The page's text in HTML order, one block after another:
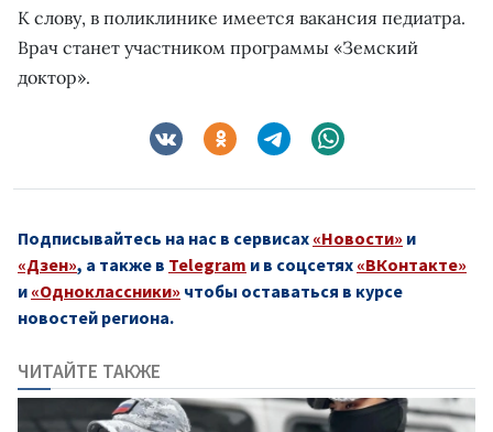
К слову, в поликлинике имеется вакансия педиатра.
Врач станет участником программы «Земский
доктор».
Подписывайтесь на нас в сервисах «Новости» и
«Дзен», а также в Telegram и в соцсетях «ВКонтакте»
и «Одноклассники» чтобы оставаться в курсе
новостей региона.
ЧИТАЙТЕ ТАКЖЕ